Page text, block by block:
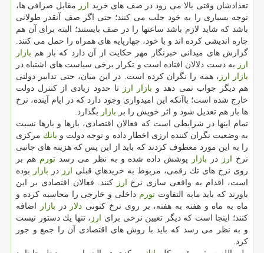
تعدادشان وقتی بالا می رود در صف های خرید ارز مقابل صرافی ها،
توجه بسیاری را به خود جلب می كنند؛ حتی اگر صف آنقدر طولانی
باشد كه شاید لازم باشد ساعتها را در صف بایستند؛ البته برای آن هم
چاره اندیشی كرده اند و با خود، چهارپایه های همراه را حمل می كنند.
گزارش های میدانی خبرنگار مهر حكایت از آن دارد كه باز هم بازار
ارز به دست دلالان افتاده است و تكرار برخی سیاست های اشتباه در
بازار
ارز ، همه را نگران كرده است. در این میان، حتی تدابیر دولتی
هم دیگر جواب نمی دهد و بازار ارز
تا حدود زیادی از كنترل دولت
خارج شده است؛ باآنكه این امیدواری وجود دارد كه در ایام آینده، نرخ
ها باز هم تعدیل شود و اثر خویش را بر بازار بگذارد.
تمام اینها در شرایطی است كه فعالان اقتصادی، بارها و بارها نسبت
به وضعیت نگران كننده ارزی اخطار داده و توجه دولت و بانك مركزی
را به این مورد معطوف كردند كه باید از این پس كه هزینه های جانبی
نرخ ارز در بازار پوشش داده شده و به نظر می رسدتورم هم بر
روی نرخ های تك رقمی، مربوط به خریدهای قبلی ارز در بازار
بوده
است، اقدام به واقعی سازی نرخ ارز
كنند. فعالان اقتصادی بر این
باورند كه باید مابه التفاوتتورم داخلی و خارجی را محاسبه كرده و
ماه به ماه و هفته به هفته، بر روی نرخ كنونی دلار در بازار
اضافه
كنند؛ اینجا است كه دیگر تعیین نرخی برای ارز ، تنها یك دستور نیست
و به نظر می رسد كه باید با روش های اقتصادی آن را جمع و جور
كرد.